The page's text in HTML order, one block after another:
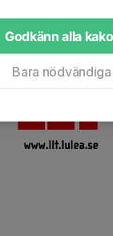
Godkänn alla
Bara nödvändiga